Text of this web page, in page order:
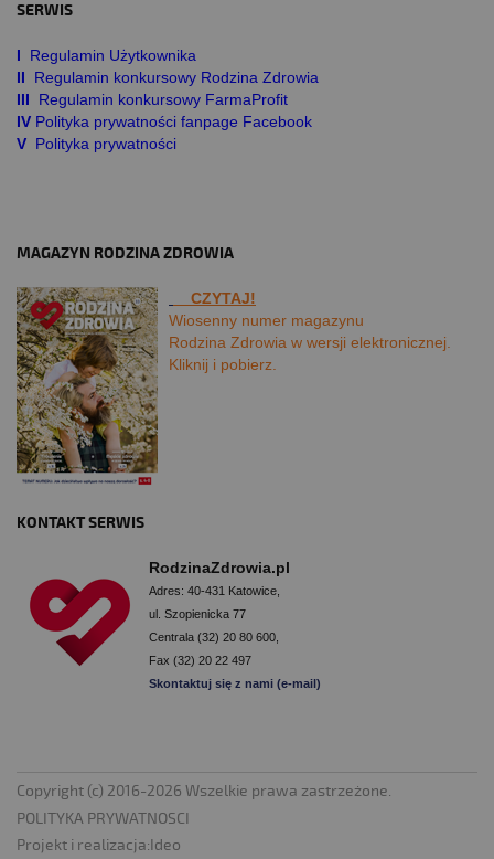
SERWIS
I Regulamin Użytkownika
II
Regulamin konkursowy Rodzina Zdrowia
III
Regulamin konkursowy FarmaProfit
IV Polityka prywatności fanpage Facebook
V Polityka prywatności
MAGAZYN RODZINA ZDROWIA
CZYTAJ!
Wiosenny numer magazynu
Rodzina Zdrowia w wersji elektronicznej.
Kliknij i pobierz.
KONTAKT SERWIS
RodzinaZdrowia.pl
Adres: 40-431 Katowice,
ul. Szopienicka 77
Centrala (32) 20 80 600,
Fax (32) 20 22 497
Skontaktuj się z nami (e-mail)
Copyright (c) 2016-2026 Wszelkie prawa zastrzeżone.
POLITYKA PRYWATNOSCI
Projekt i realizacja:Ideo